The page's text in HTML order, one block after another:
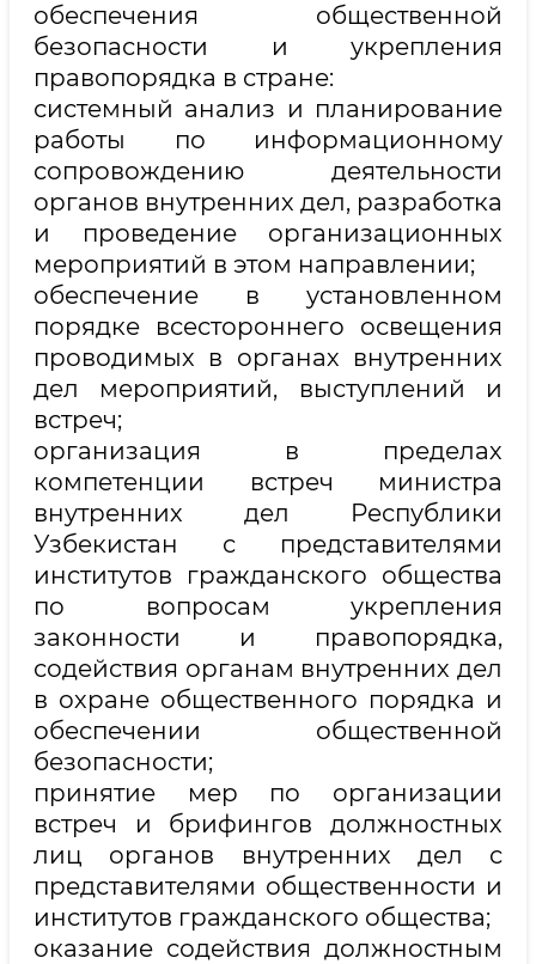
обеспечения общественной
безопасности и укрепления
правопорядка в стране:
системный анализ и планирование
работы по информационному
сопровождению деятельности
органов внутренних дел, разработка
и проведение организационных
мероприятий в этом направлении;
обеспечение в установленном
порядке всестороннего освещения
проводимых в органах внутренних
дел мероприятий, выступлений и
встреч;
организация в пределах
компетенции встреч министра
внутренних дел Республики
Узбекистан с представителями
институтов гражданского общества
по вопросам укрепления
законности и правопорядка,
содействия органам внутренних дел
в охране общественного порядка и
обеспечении общественной
безопасности;
принятие мер по организации
встреч и брифингов должностных
лиц органов внутренних дел с
представителями общественности и
институтов гражданского общества;
оказание содействия должностным